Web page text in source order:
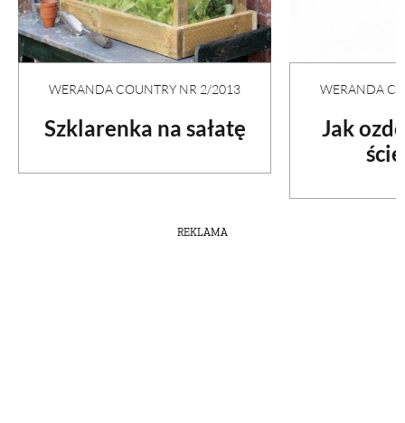
WERANDA COUNTRY NR 2/2013
Szklarenka na sałatę
WERANDA
Jak
REKLAMA